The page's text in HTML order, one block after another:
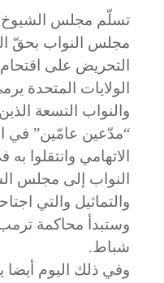
تسلّم مجلس الشيوخ
مجلس النواب بحقّ
التحريض على
الولايات المتحدة
والنواب التسعة
“مدّعين عامّين” في
الاتهامي
النواب إلى مجلس
والتماثيل والتي اجتاحها
شباط.
وفي ذلك اليوم